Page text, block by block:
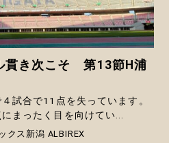
貫き次こそ 第13節H浦
試合で11点を失っています。
まったく目を向けてい...
クス新潟 ALBIREX